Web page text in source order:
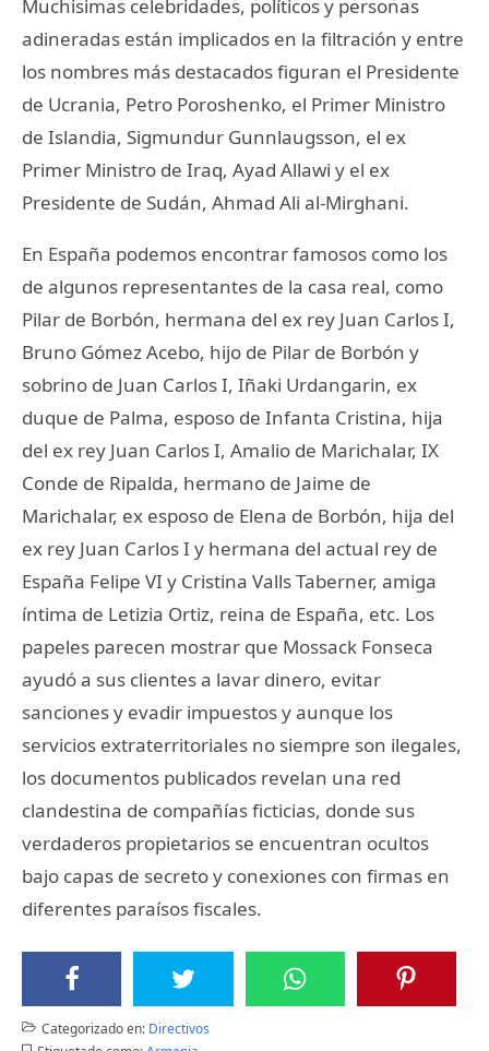
Muchisimas celebridades, políticos y personas
adineradas están implicados en la filtración y entre
los nombres más destacados figuran el Presidente
de Ucrania, Petro Poroshenko, el Primer Ministro
de Islandia, Sigmundur Gunnlaugsson, el ex
Primer Ministro de Iraq, Ayad Allawi y el ex
Presidente de Sudán, Ahmad Ali al-Mirghani.
En España podemos encontrar famosos como los
de algunos representantes de la casa real, como
Pilar de Borbón, hermana del ex rey Juan Carlos I,
Bruno Gómez Acebo, hijo de Pilar de Borbón y
sobrino de Juan Carlos I, Iñaki Urdangarin, ex
duque de Palma, esposo de Infanta Cristina, hija
del ex rey Juan Carlos I, Amalio de Marichalar, IX
Conde de Ripalda, hermano de Jaime de
Marichalar, ex esposo de Elena de Borbón, hija del
ex rey Juan Carlos I y hermana del actual rey de
España Felipe VI y Cristina Valls Taberner, amiga
íntima de Letizia Ortiz, reina de España, etc. Los
papeles parecen mostrar que Mossack Fonseca
ayudó a sus clientes a lavar dinero, evitar
sanciones y evadir impuestos y aunque los
servicios extraterritoriales no siempre son ilegales,
los documentos publicados revelan una red
clandestina de compañías ficticias, donde sus
verdaderos propietarios se encuentran ocultos
bajo capas de secreto y conexiones con firmas en
diferentes paraísos fiscales.
Categorizado en: Directivos